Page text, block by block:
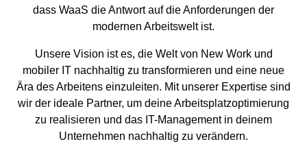
dass WaaS die Antwort auf die Anforderungen der
modernen Arbeitswelt ist.
Unsere Vision ist es, die Welt von New Work und
mobiler IT nachhaltig zu transformieren und eine neue
Ära des Arbeitens einzuleiten. Mit unserer Expertise sind
wir der ideale Partner, um deine Arbeitsplatzoptimierung
zu realisieren und das IT-Management in deinem
Unternehmen nachhaltig zu verändern.